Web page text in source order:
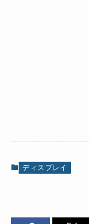
ディスプレイ